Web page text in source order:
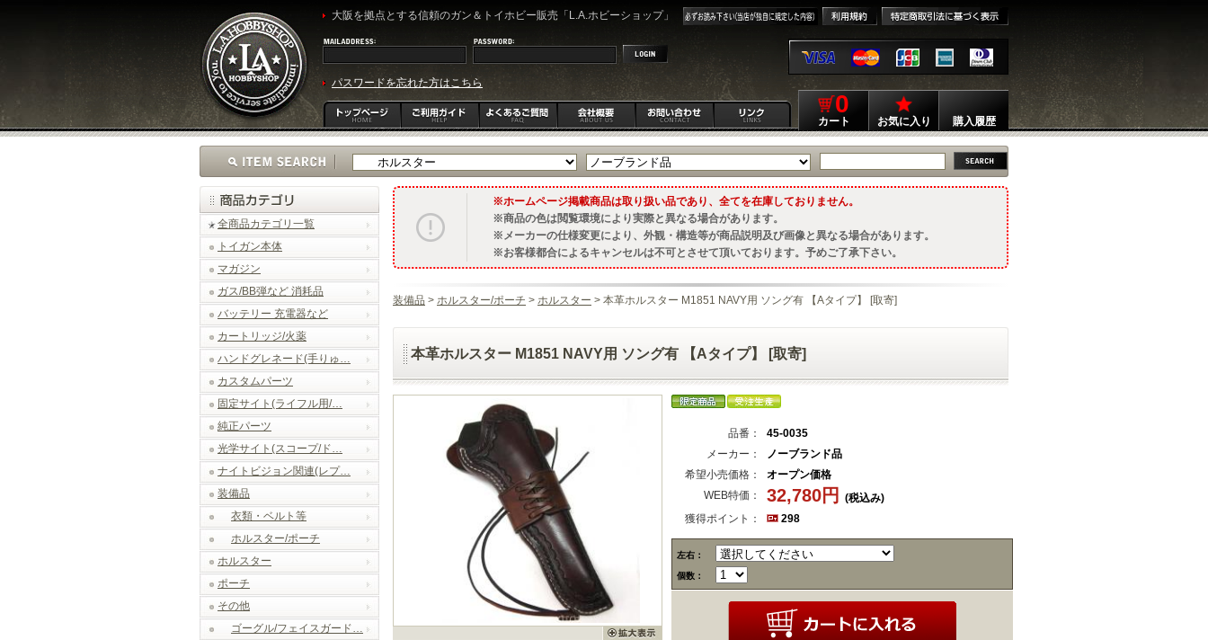
大阪を拠点とする信頼のガン＆トイホビー販売「L.A.ホビーショップ」
パスワードを忘れた方はこちら
0
カート お気に入り 購入履歴
全商品カテゴリ一覧
トイガン本体
マガジン
ガス/BB弾など 消耗品
バッテリー 充電器など
カートリッジ/火薬
ハンドグレネード(手りゅ…
カスタムパーツ
固定サイト(ライフル用/…
純正パーツ
光学サイト(スコープ/ド…
ナイトビジョン関連(レプ…
装備品
衣類・ベルト等
ホルスター/ポーチ
ホルスター
ポーチ
その他
ゴーグル/フェイスガード…
ホームページ掲載商品は取り扱い品であり、全てを在庫しておりません。
商品の色は閲覧環境により実際と異なる場合があります。
メーカーの仕様変更により、外観・構造等が商品説明及び画像と異なる場合があります。
お客様都合によるキャンセルは不可とさせて頂いております。予めご了承下さい。
装備品 > ホルスター/ポーチ > ホルスター > 本革ホルスター M1851 NAVY用 ソング有 【Aタイプ】 [取寄]
本革ホルスター M1851 NAVY用 ソング有 【Aタイプ】 [取寄]
品番：
45-0035
メーカー：
ノーブランド品
希望小売価格：
オープン価格
WEB特価：
32,780円
(税込み)
獲得ポイント：
298
左右：
個数：